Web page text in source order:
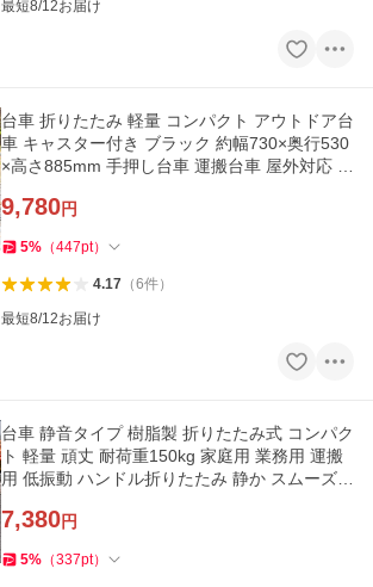
最短8/12お届け
台車 折りたたみ 軽量 コンパクト アウトドア台
車 キャスター付き ブラック 約幅730×奥行530
×高さ885mm 手押し台車 運搬台車 屋外対応 LI
9,780円
5% （447pt）
4.17（6件）
最短8/12お届け
台車 静音タイプ 樹脂製 折りたたみ式 コンパク
ト 軽量 頑丈 耐荷重150kg 家庭用 業務用 運搬
用 低振動 ハンドル折りたたみ 静か スムーズ L
7,380円
5% （337pt）